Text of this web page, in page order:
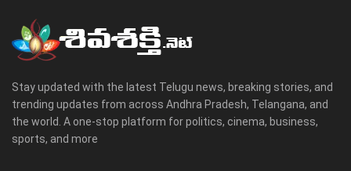
Stay updated with the latest Telugu news, breaking stories, and
trending updates from across Andhra Pradesh, Telangana, and
the world. A one-stop platform for politics, cinema, business,
sports, and more